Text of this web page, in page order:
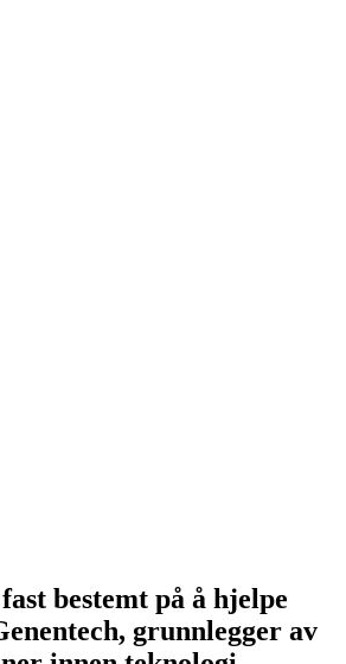
bestemt på å hjelpe
grunnlegger av